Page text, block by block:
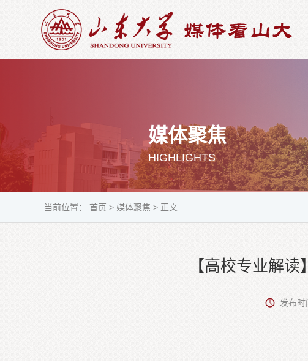
媒体聚焦
HIGHLIGHTS
当前位置： 首页 > 媒体聚焦 > 正文
【高校专业解
发布